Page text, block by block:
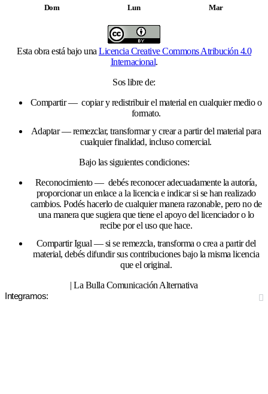
Dom Lun Mar
Esta obra está bajo una Licencia Creative Commons Atribución 4.0
Internacional.
Sos libre de:
Compartir — copiar y redistribuir el material en cualquier medio o
formato.
Adaptar — remezclar, transformar y crear a partir del material para
cualquier finalidad, incluso comercial.
Bajo las siguientes condiciones:
Reconocimiento — debés reconocer adecuadamente la autoría,
proporcionar un enlace a la licencia e indicar si se han realizado
cambios. Podés hacerlo de cualquier manera razonable, pero no de
una manera que sugiera que tiene el apoyo del licenciador o lo
recibe por el uso que hace.
Compartir Igual — si se remezcla, transforma o crea a partir del
material, debés difundir sus contribuciones bajo la misma licencia
que el original.
| La Bulla Comunicación Alternativa
Integramos: